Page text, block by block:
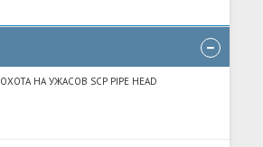
ОХОТА НА УЖАСОВ SCP PIPE HEAD